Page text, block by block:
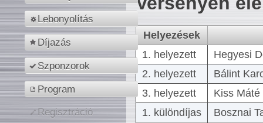
Lebonyolítás
Díjazás
Szponzorok
Program
Regisztráció
Helyezések
1. helyezett
Hegyesi
2. helyezett
Bálint
3. helyezett
Kiss
1. különdíjas
Bosznai